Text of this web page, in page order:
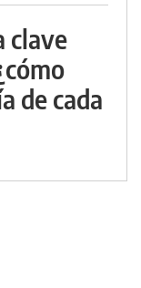
clave
de cada